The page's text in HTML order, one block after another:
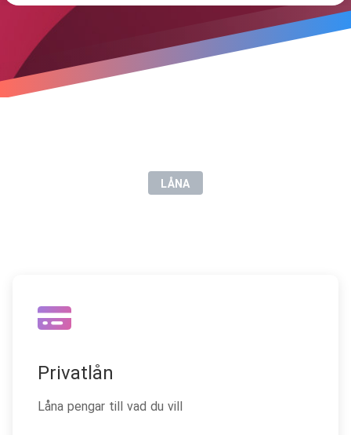
LÅNA
Privatlån
Låna pengar till vad du vill